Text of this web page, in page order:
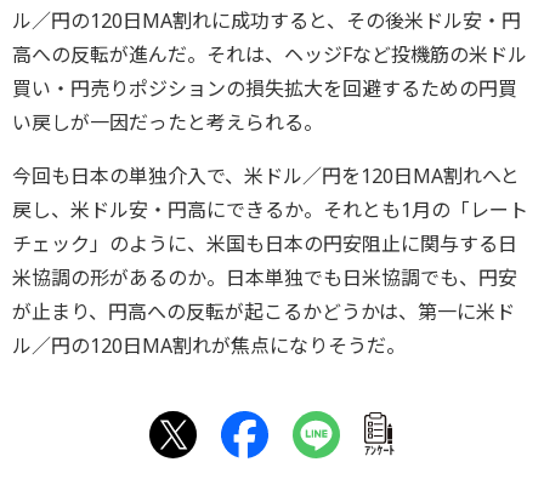
ル／円の120日MA割れに成功すると、その後米ドル安・円
高への反転が進んだ。それは、ヘッジFなど投機筋の米ドル
買い・円売りポジションの損失拡大を回避するための円買
い戻しが一因だったと考えられる。
今回も日本の単独介入で、米ドル／円を120日MA割れへと
戻し、米ドル安・円高にできるか。それとも1月の「レート
チェック」のように、米国も日本の円安阻止に関与する日
米協調の形があるのか。日本単独でも日米協調でも、円安
が止まり、円高への反転が起こるかどうかは、第一に米ド
ル／円の120日MA割れが焦点になりそうだ。
ｱﾝｹｰﾄ